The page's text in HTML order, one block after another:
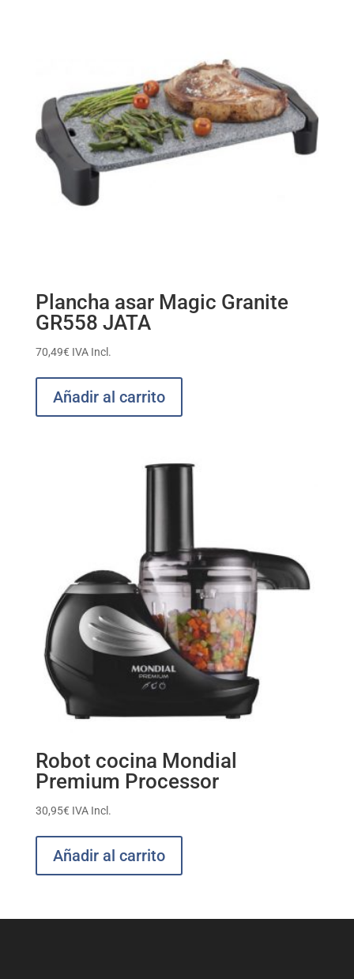
Plancha asar Magic Granite
GR558 JATA
70,49€ IVA Incl.
Añadir al carrito
Robot cocina Mondial
Premium Processor
30,95€ IVA Incl.
Añadir al carrito